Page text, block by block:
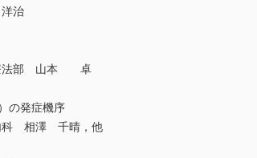
治
療法部 山本 卓
の発症機序
科 相澤 千晴，他